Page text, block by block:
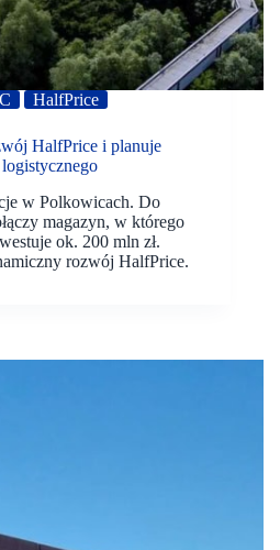
HalfPrice
HalfPrice i planuje
w Polkowicach. Do
magazyn, w którego
ok. 200 mln zł.
rozwój HalfPrice.